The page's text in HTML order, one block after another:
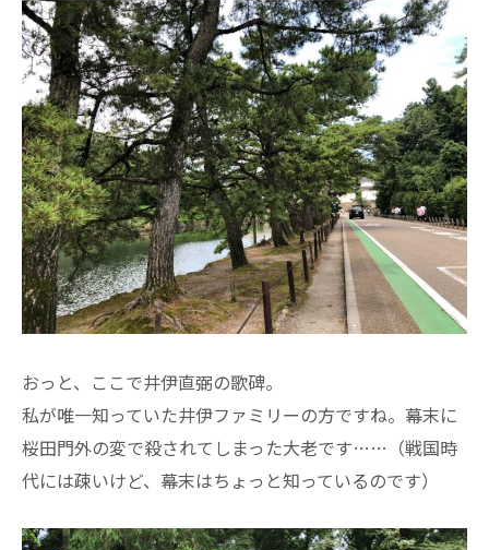
おっと、ここで井伊直弼の歌碑。
私が唯一知っていた井伊ファミリーの方ですね。幕末に
桜田門外の変で殺されてしまった大老です……（戦国時
代には疎いけど、幕末はちょっと知っているのです）